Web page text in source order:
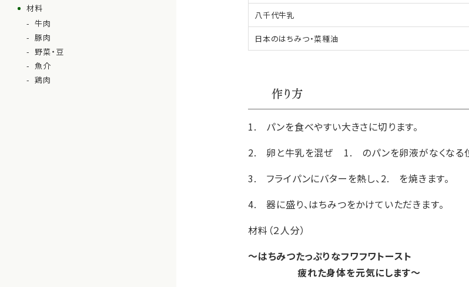
材料
牛肉
豚肉
野菜・豆
魚介
鶏肉
八千代牛乳
日本のはちみつ・菜種油
作り方
1. パンを食べやすい大きさに切ります。
2. 卵と牛乳を混ぜ 1. のパンを卵液がなくなる位
3. フライパンにバターを熱し、2. を焼きます。
4. 器に盛り、はちみつをかけていただきます。
材料（２人分）
〜はちみつたっぷりなフワフワトースト
疲れた身体を元気にします〜